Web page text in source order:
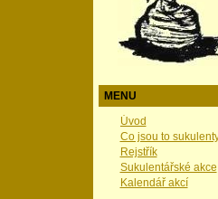
MENU
Úvod
Co jsou to
Rejstřík
Sukulentářské akce
Kalendář akcí